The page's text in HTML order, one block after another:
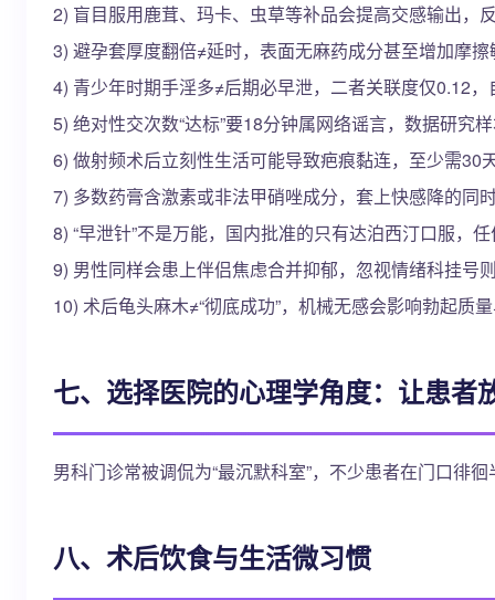
2) 盲目服用鹿茸、玛卡、虫草等补品会提高交感输出，
3) 避孕套厚度翻倍≠延时，表面无麻药成分甚至增加摩
4) 青少年时期手淫多≠后期必早泄，二者关联度仅0.12
5) 绝对性交次数“达标”要18分钟属网络谣言，数据研究
6) 做射频术后立刻性生活可能导致疤痕黏连，至少需30
7) 多数药膏含激素或非法甲硝唑成分，套上快感降的同
8) “早泄针”不是万能，国内批准的只有达泊西汀口服，
9) 男性同样会患上伴侣焦虑合并抑郁，忽视情绪科挂号
10) 术后龟头麻木≠“彻底成功”，机械无感会影响勃起
七、选择医院的心理学角度：让患者
男科门诊常被调侃为“最沉默科室”，不少患者在门口徘
八、术后饮食与生活微习惯